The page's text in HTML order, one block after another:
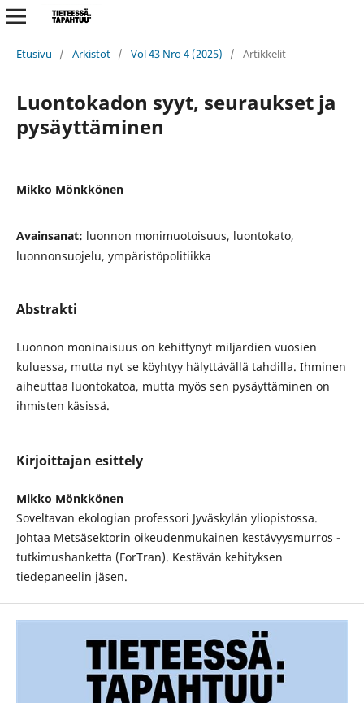
Etusivu / Arkistot / Vol 43 Nro 4 (2025) / Artikkelit
Luontokadon syyt, seuraukset ja
pysäyttäminen
Mikko Mönkkönen
Avainsanat: luonnon monimuotoisuus, luontokato,
luonnonsuojelu, ympäristöpolitiikka
Abstrakti
Luonnon moninaisuus on kehittynyt miljardien vuosien
kuluessa, mutta nyt se köyhtyy hälyttävällä tahdilla. Ihminen
aiheuttaa luontokatoa, mutta myös sen pysäyttäminen on
ihmisten käsissä.
Kirjoittajan esittely
Mikko Mönkkönen
Soveltavan ekologian professori Jyväskylän yliopistossa.
Johtaa Metsäsektorin oikeudenmukainen kestävyysmurros -
tutkimushanketta (ForTran). Kestävän kehityksen
tiedepaneelin jäsen.